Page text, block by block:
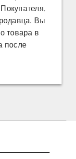
Вы
товара в
после